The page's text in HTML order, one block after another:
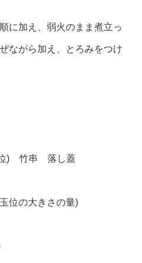
加え、弱火のまま煮立っ
ながら加え、とろみをつけ
位) 竹串 落し蓋
位の大きさの量)